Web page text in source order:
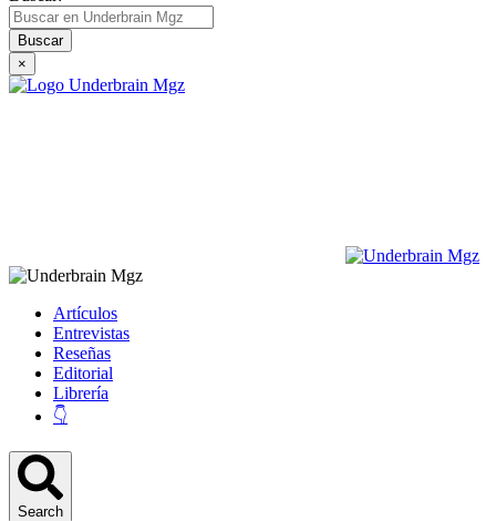
×
Artículos
Entrevistas
Reseñas
Editorial
Librería
👇
Search